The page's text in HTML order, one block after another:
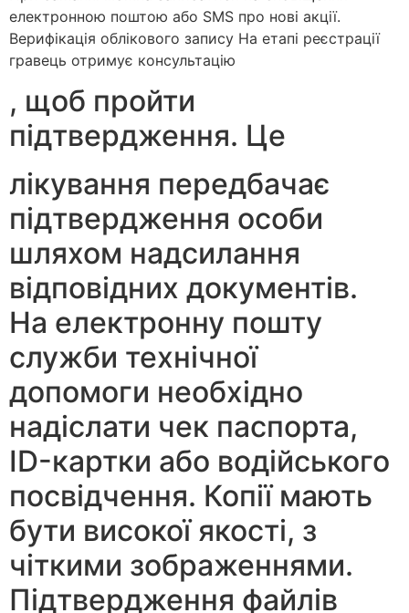
електронною поштою або SMS про нові акції.
Верифікація облікового запису На етапі реєстрації
гравець отримує консультацію
, щоб пройти
підтвердження. Це
лікування передбачає
підтвердження особи
шляхом надсилання
відповідних документів.
На електронну пошту
служби технічної
допомоги необхідно
надіслати чек паспорта,
ID-картки або водійського
посвідчення. Копії мають
бути високої якості, з
чіткими зображеннями.
Підтвердження файлів